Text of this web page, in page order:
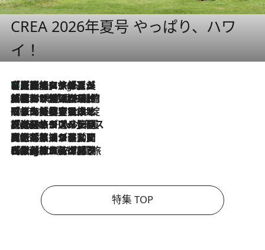
CREA 2026年夏号 やっぱり、ハワ
イ！
6 Hours Ago
【厳選旅コスメ】「多機能アイテムがメイン！」旅好き美容エディターが選んだ夏旅ベストコスメを発表【Mサイズジップ】
2026.8.6
「荷物が増えるほど旅ストレスは増す」美容ジャーナリストがたどり着いた最終結論。“化粧品を劇的に減らす”感動の凝縮美容とは
2026.8.6
「旅先には金髪ウィッグを持参」日本と同じメイクでは損してる!? 美容ジャーナリストが提案する“掟破りの旅美容”とは
2026.8.6
【厳選旅コスメ】「身軽さ＆UV対策重視！」ヘアアーティストshucoが選んだ夏旅ベストコスメを発表【Mサイズジップ】
2026.8.5
【厳選旅コスメ】国内をあちこち移動する河井菜摘が選んだ夏旅ベストコスメ発表！「リラックスアイテムはマスト」【Mサイズジップ】
2026.8.4
【厳選旅コスメ】「紫外線＆乾燥対策しながらメイク感も！」ヘア＆メイクGeorgeが選んだ夏旅ベストコスメを発表！【Mサイズジップ】
特集 TOP